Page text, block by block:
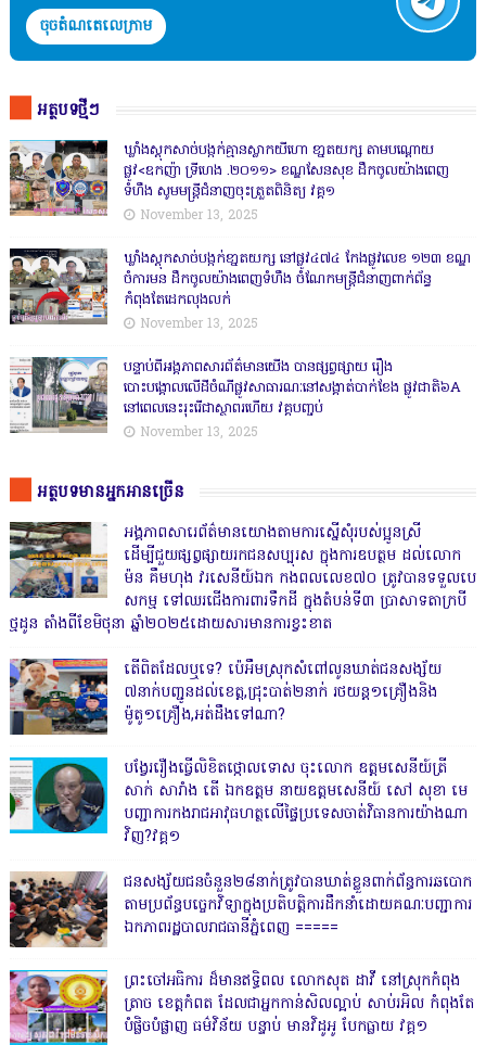
ចុចតំណតេលេក្រាម
អត្ថបទថ្មីៗ
ឃ្លាំងស្តុកសាច់បង្កក់គ្មានស្លាកយីហោ ខា្នតយក្ស តាមបណ្តោយ
ផ្លូវ<ឧកញ៉ា ទ្រីហេង .២០១១> ខណ្ឌសែនសុខ ដឹកចូលយ៉ាងពេញ
ទំហឹង សូមមន្ត្រីជំនាញចុះត្រួតពិនិត្យ វគ្គ១
November 13, 2025
ឃ្លាំងស្តុកសាច់បង្កក់ខា្នតយក្ស នៅផ្លូវ៤៧៤ កែងផ្លូវលេខ ១២៣ ខណ្ឌ
ចំការមន ដឹកចូលយ៉ាងពេញទំហឹង ចំណែកមន្ត្រីជំនាញពាក់ព័ន្ធ
កំពុងតែដេកលុងលក់
November 13, 2025
បន្ទាប់ពីអង្គភាពសារព័ត៌មានយើង បានផ្សព្វផ្សាយ រឿង
បោះបង្គោលលើដីចំណីផ្លូវសាធារណៈនៅសង្គាត់បាក់ខែង ផ្លូវជាតិ៦A
នៅពេលនេះរុះរើជាស្ថាពរហើយ វគ្គបញ្ចប់
November 13, 2025
អត្ថបទមានអ្នកអានច្រើន
អង្គភាពសារេព័ត៌មានយោងតាមការស្នើសុំរបស់ប្អូនស្រី
ដើម្បីជួយផ្សព្វផ្សាយរកជនសប្បុរស ក្នុងការឧបត្ថម ដល់លោក
ម៉ន គឹមហុង វរសេនីយ៍ឯក កងពលលេខ៧០ ត្រូវបានទទួលបេ
សកម្ម ទៅឈរជើងការពារទឹកដី ក្នុងតំបន់ទី៣ ប្រាសាទតាក្របី
ថ្មដូន តាំងពីខែមិថុនា ឆ្នាំ២០២៥ដោយសារមានការខ្វះខាត
តើពិតដែលឬទេ? ប៉េអឹមស្រុកសំពៅលូនឃាត់ជនសង្ស័យ
៧នាក់បញ្ជូនដល់ខេត្ត,ជ្រុះបាត់២នាក់ រថយន្ត១គ្រឿងនិង
ម៉ូតូ១គ្រឿង,អត់ដឹងទៅណា?
បង្វែររឿងធ្វើលិខិតថ្កោលទោស ចុះលោក ឧត្តមសេនីយ៍ត្រី
សាក់ សារាំង តើ ឯកឧត្តម នាយឧត្តមសេនីយ៍ សៅ សុខា មេ
បញ្ជាការកងរាជអាវុធហត្ថលើផ្ទៃប្រទេសចាត់វិធានការយ៉ាងណា
វិញ?វគ្គ១
ជនសង្ស័យជនចំនួន២៨នាក់ត្រូវបានឃាត់ខ្លួនពាក់ព័ន្ធការឆបោក
តាមប្រព័ន្ធបច្ចេកវិទ្យាក្នុងប្រតិបត្តិការដឹកនាំដោយគណៈបញ្ជាការ
ឯកភាពរដ្ឋបាលរាជធានីភ្នំពេញ ‎=====
ព្រះចៅអធិការ ដ៏មានឥទ្ធិពល លោកសុត ដាវី នៅស្រុកកំពុង
ត្រាច ខេត្តកំពត ដែលជាអ្នកកាន់សិលល្អាប់ សាប់រអិល កំពុងតែ
បំផ្លិចបំផ្លាញ ធម៌វិន័យ បន្ទាប់ មានវិដូអូ បែកធ្លាយ វគ្គ១